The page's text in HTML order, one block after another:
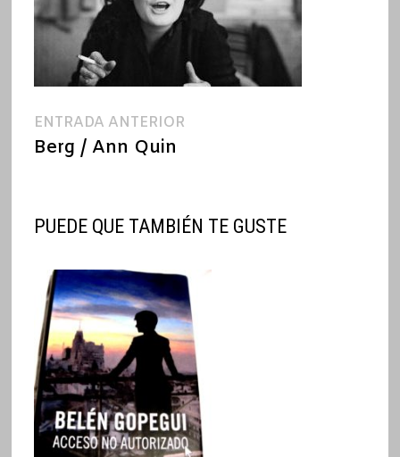
Navegación
de
ENTRADA ANTERIOREntrada
Berg / Ann Quin
PUEDE QUE TAMBIÉN TE GUSTE